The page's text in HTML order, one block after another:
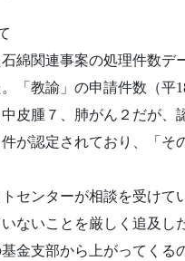
綿関連事案の処理件数
「教諭」の申請件数（平
中皮腫７、肺がん２だが
が認定されており、「
センターが相談を受けて
ないことを厳しく追及し
金支部から上がってく